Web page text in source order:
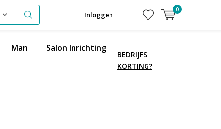
Inloggen
0
Man Salon Inrichting
BEDRIJFS
KORTING?